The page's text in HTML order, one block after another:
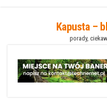
Kapusta –
porady,